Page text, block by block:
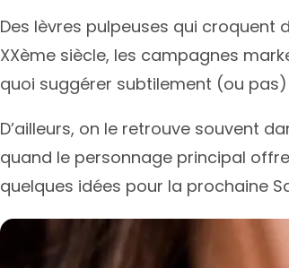
Des lèvres pulpeuses qui croquent
XXème siècle, les campagnes
quoi suggérer subtilement (ou
D’ailleurs, on le retrouve souvent
quand le personnage principal
quelques idées pour la prochaine